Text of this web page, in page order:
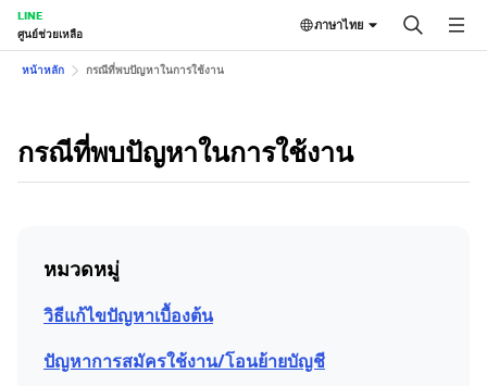
LINE
ศูนย์ช่วยเหลือ
ภาษาไทย
หน้าหลัก กรณีที่พบปัญหาในการใช้งาน
กรณีที่พบปัญหาในการใช้งาน
หมวดหมู่
วิธีแก้ไขปัญหาเบื้องต้น
ปัญหาการสมัครใช้งาน/โอนย้ายบัญชี